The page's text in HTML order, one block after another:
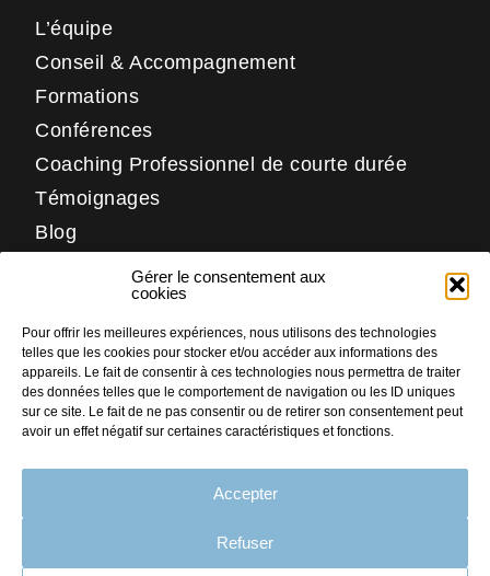
Gérer le consentement aux
cookies
Pour offrir les meilleures expériences, nous utilisons des technologies
telles que les cookies pour stocker et/ou accéder aux informations des
appareils. Le fait de consentir à ces technologies nous permettra de traiter
des données telles que le comportement de navigation ou les ID uniques
sur ce site. Le fait de ne pas consentir ou de retirer son consentement peut
avoir un effet négatif sur certaines caractéristiques et fonctions.
Accepter
Refuser
L’équipe
Conseil & Accompagnement
Formations
Conférences
Coaching Professionnel de courte durée
Témoignages
Blog
LinkedIn
Facebook
Instagram
PLAN DU SITE
MENTIONS LÉGALES
CRÉDITS